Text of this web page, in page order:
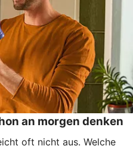
an morgen denken
oft nicht aus. Welche